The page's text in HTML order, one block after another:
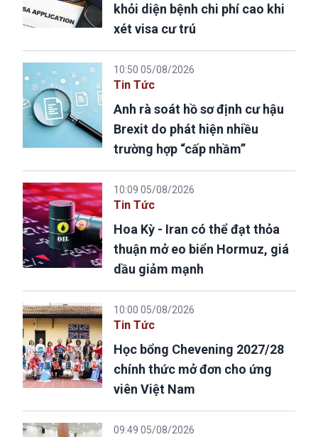
khỏi diện bệnh chi phí cao khi
xét visa cư trú
10:50 05/08/2026
Tin Tức
Anh rà soát hồ sơ định cư hậu
Brexit do phát hiện nhiều
trường hợp “cấp nhầm”
10:09 05/08/2026
Tin Tức
Hoa Kỳ - Iran có thể đạt thỏa
thuận mở eo biển Hormuz, giá
dầu giảm mạnh
10:00 05/08/2026
Tin Tức
Học bổng Chevening 2027/28
chính thức mở đơn cho ứng
viên Việt Nam
09:49 05/08/2026